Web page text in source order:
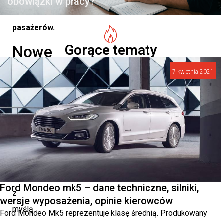
pasażerów.
Nowe
standardy
bezpieczeństwa
Model
K
Skyworth
został
zaprojektowany
z
myślą
Gorące tematy
7 kwietnia 2021
Ford Mondeo mk5 – dane techniczne, silniki,
wersje wyposażenia, opinie kierowców
Ford Mondeo Mk5 reprezentuje klasę średnią. Produkowany